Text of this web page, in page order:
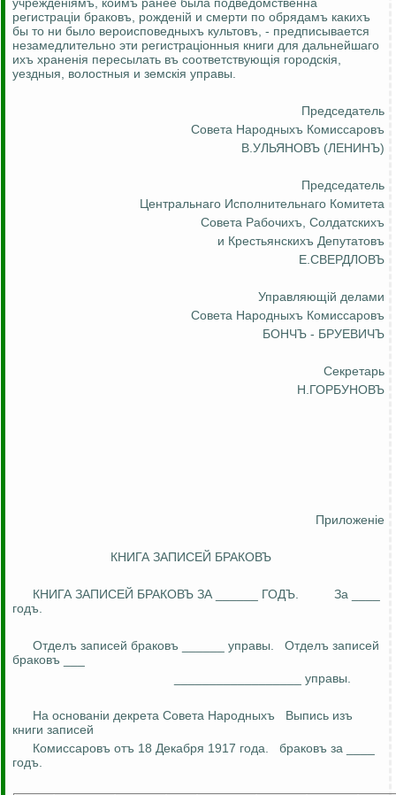
учрежденiямъ, коимъ ранее была подведомственна
регистрацiи браковъ, рожденiй и смерти по обрядамъ какихъ
бы то ни было вероисповедныхъ культовъ, - предписывается
незамедлительно эти регистрацiонныя книги для дальнейшаго
ихъ храненiя пересылать въ соответствующiя городскiя,
уездныя, волостныя и земскiя управы.
Председатель
Совета Народныхъ Комиссаровъ
В.УЛЬЯНОВЪ (ЛЕНИНЪ)
Председатель
Центральнаго Исполнительнаго Комитета
Совета Рабочихъ, Солдатскихъ
и Крестьянскихъ Депутатовъ
Е.СВЕРДЛОВЪ
Управляющiй делами
Совета Народныхъ Комиссаровъ
БОНЧЪ - БРУЕВИЧЪ
Секретарь
Н.ГОРБУНОВЪ
Приложенiе
КНИГА ЗАПИСЕЙ БРАКОВЪ
КНИГА ЗАПИСЕЙ БРАКОВЪ ЗА ______ ГОДЪ.
За ____
годъ.
Отделъ записей браковъ ______ управы. Отделъ записей
браковъ
__________________ управы.
На основанiи декрета Совета Народныхъ Выпись изъ
книги записей
Комиссаровъ отъ 18 Декабря 1917 года. браковъ за ____
годъ.